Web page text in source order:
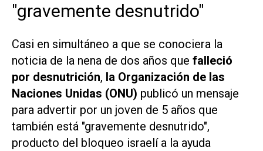
"gravemente desnutrido"
Casi en simultáneo a que se conociera la
noticia de la nena de dos años que falleció
por desnutrición, la Organización de las
Naciones Unidas (ONU) publicó un mensaje
para advertir por un joven de 5 años que
también está "gravemente desnutrido",
producto del bloqueo israelí a la ayuda